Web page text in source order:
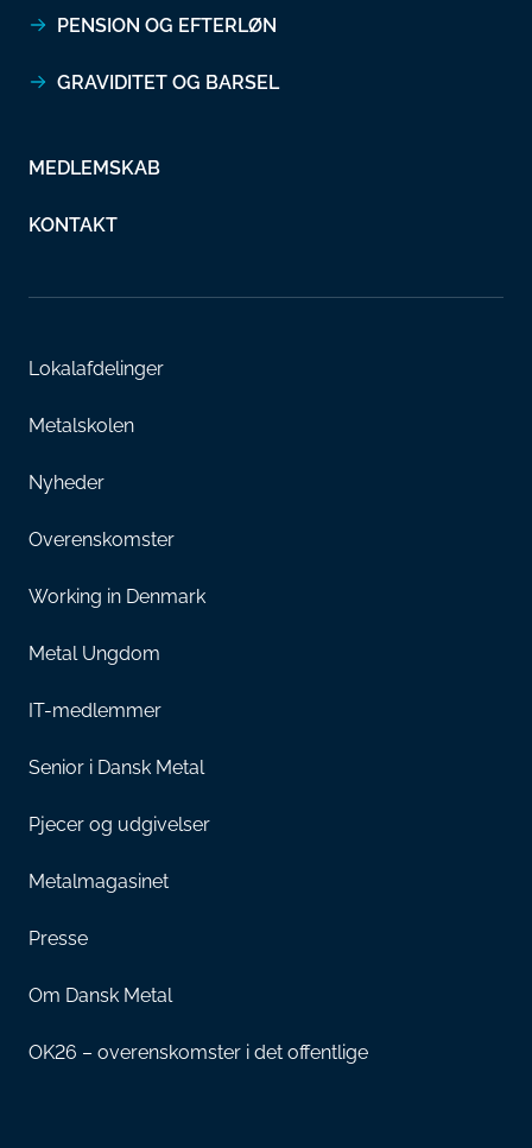
PENSION OG EFTERLØN
GRAVIDITET OG BARSEL
MEDLEMSKAB
KONTAKT
Lokalafdelinger
Metalskolen
Nyheder
Overenskomster
Working in Denmark
Metal Ungdom
IT-medlemmer
Senior i Dansk Metal
Pjecer og udgivelser
Metalmagasinet
Presse
Om Dansk Metal
OK26 – overenskomster i det offentlige